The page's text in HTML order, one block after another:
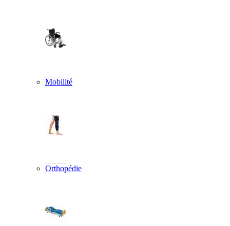
Mobilité
Orthopédie